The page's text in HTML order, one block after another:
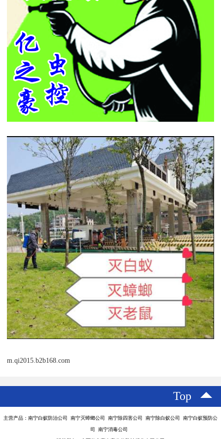
m.qi2015.b2b168.com
Top
主营产品：南宁白蚁防治公司 南宁灭蟑螂公司 南宁除四害公司 南宁除白蚁公司 南宁白蚁预防公
司 南宁消毒公司